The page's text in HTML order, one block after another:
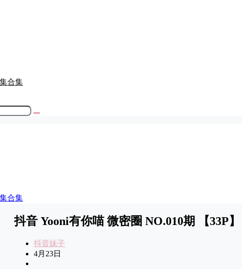
合集
合集
抖音 Yooni有你喵 微密圈 NO.010期 【33P】
抖音妹子
4月23日